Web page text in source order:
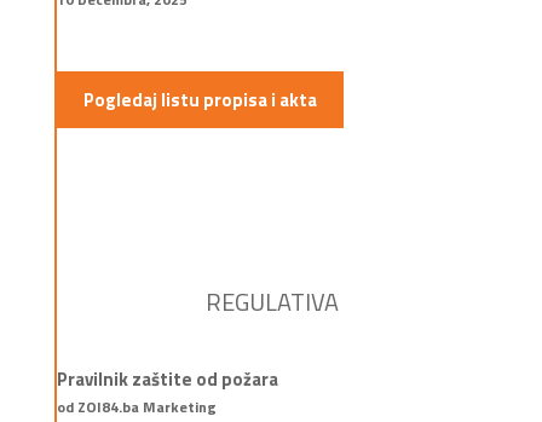
Pogledaj listu propisa i akta
REGULATIVA
Pravilnik zaštite od požara
od ZOI84.ba Marketing